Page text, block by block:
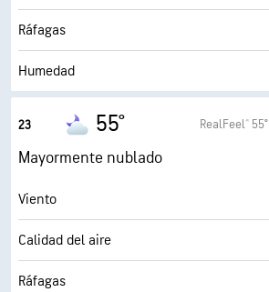
Techo de nubes
Ráfagas
Humedad
Punto de rocío
AccuLumen Brightness Index™
Nubosidad
Visibilidad
Techo de nubes
23 55° RealFeel® 55°
Mayormente nublado
Viento
Calidad del aire
Ráfagas